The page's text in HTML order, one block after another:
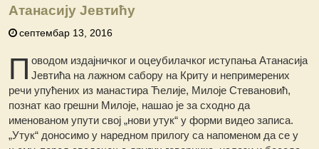
Атанасију Јевтићу
септембар 13, 2016
П оводом издајничког и оцеубилачког иступања Атанасија
Јевтића на лажном сабору на Криту и непримерених
речи упућених из манастира Ћелије, Милоје Стевановић,
познат као грешни Милоје, нашао је за сходно да
именованом упути свој „нови утук“ у форми видео записа.
„Утук“ доносимо у наредном прилогу са напоменом да се у